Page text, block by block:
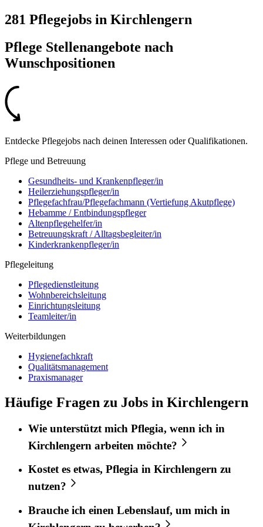
281 Pflegejobs in Kirchlengern
Pflege Stellenangebote nach
Wunschpositionen
Entdecke Pflegejobs nach deinen Interessen oder Qualifikationen.
Pflege und Betreuung
Gesundheits- und Krankenpfleger/in
Heilerziehungspfleger/in
Pflegefachfrau/Pflegefachmann (Vertiefung Akutpflege)
Hebamme / Entbindungspfleger
Altenpflegehelfer/in
Betreuungskraft / Alltagsbegleiter/in
Kinderkrankenpfleger/in
Pflegeleitung
Pflegedienstleitung
Wohnbereichsleitung
Einrichtungsleitung
Teamleiter/in
Weiterbildungen
Hygienefachkraft
Qualitätsmanagement
Praxismanager
Häufige Fragen zu Jobs in Kirchlengern
Wie unterstützt mich Pflegia, wenn ich in
Kirchlengern arbeiten möchte?
Kostet es etwas, Pflegia in Kirchlengern zu
nutzen?
Brauche ich einen Lebenslauf, um mich in